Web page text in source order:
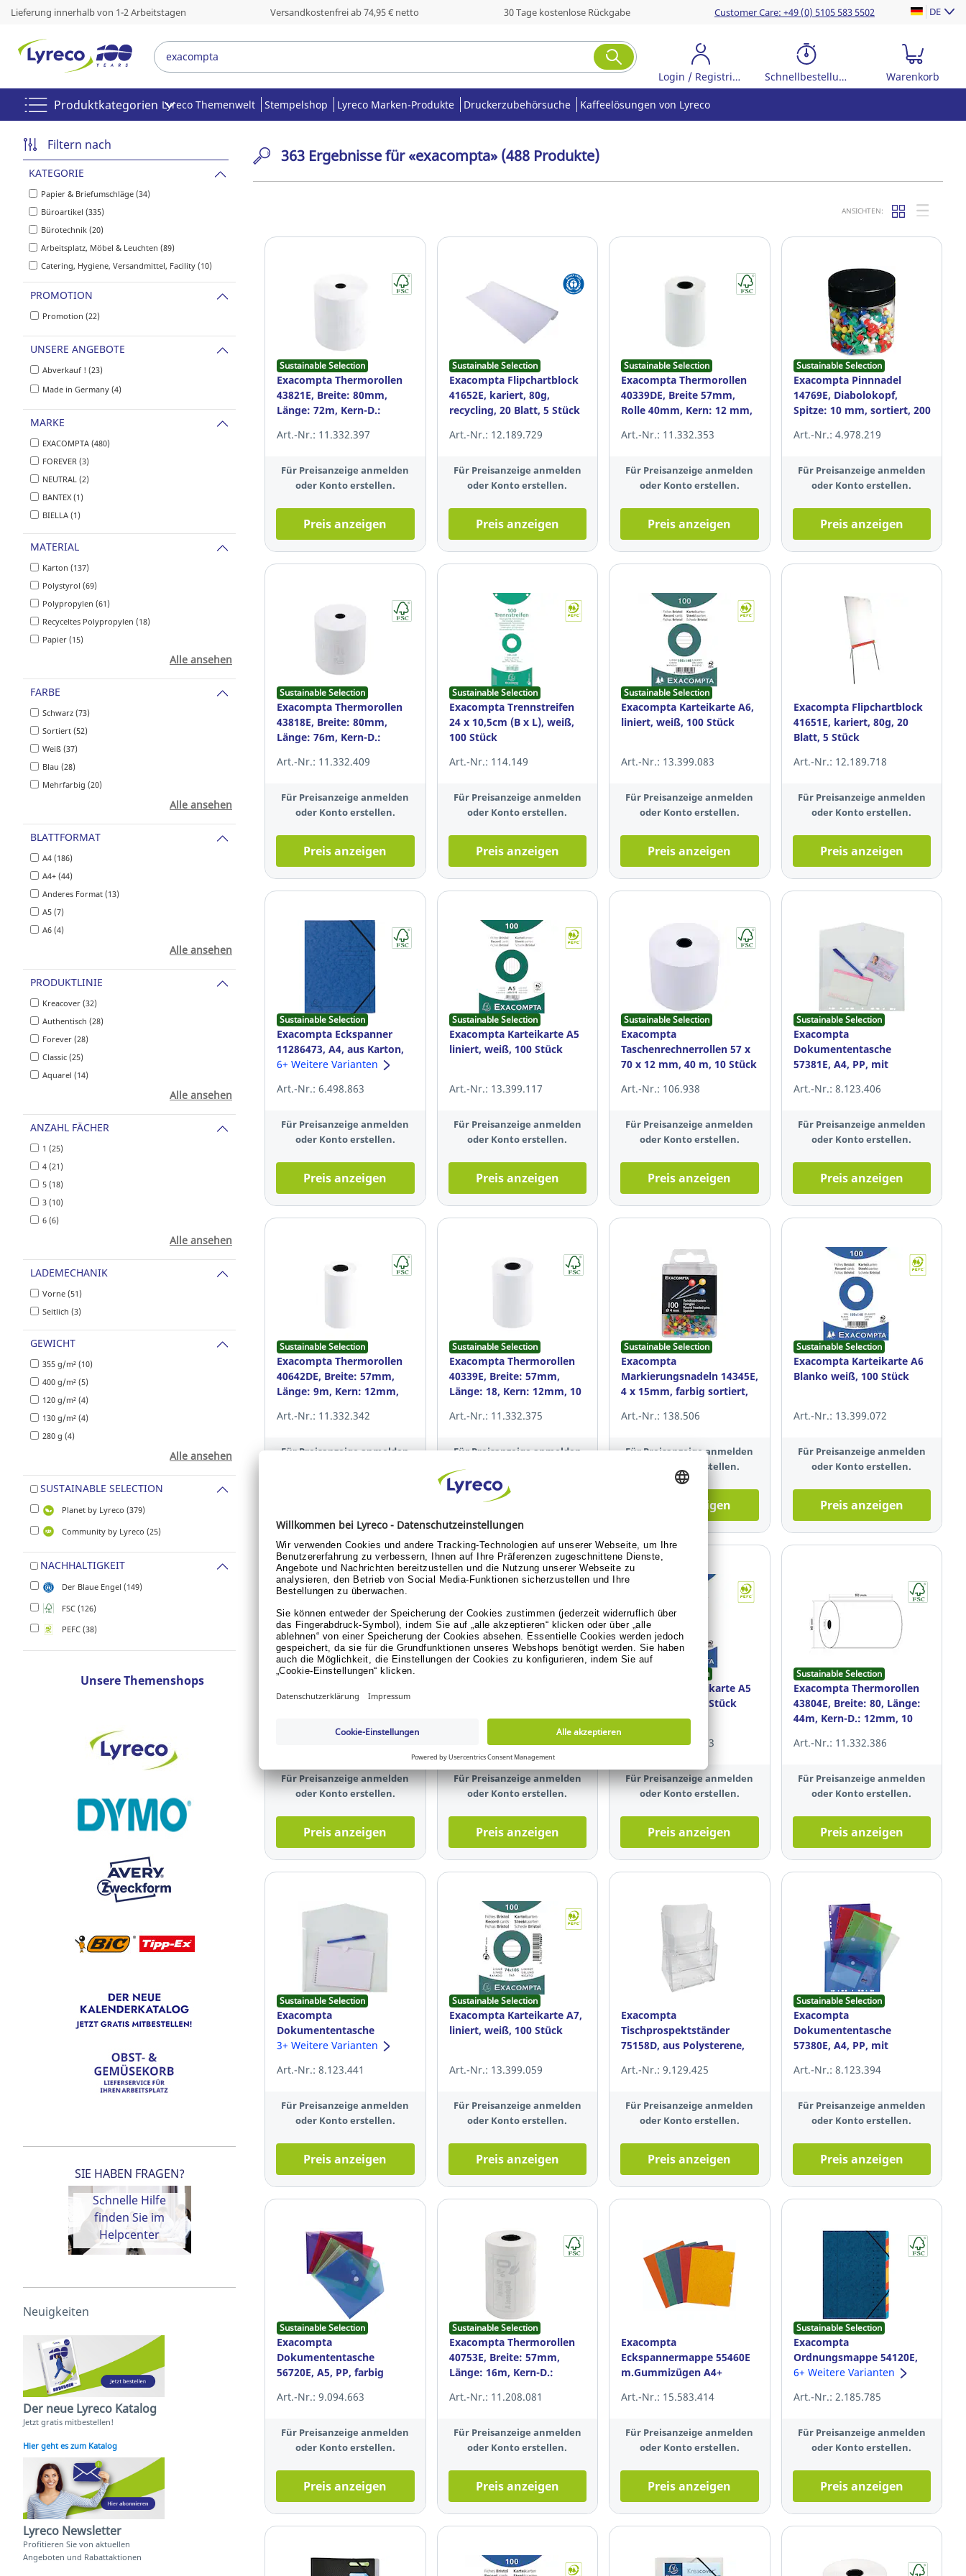
Lieferung innerhalb von 1-2 Arbeitstagen Versandkostenfrei ab 74,95 € netto 30 Tage kostenlose Rückgabe Customer Care: +49 (0) 5105 583 5502 DE
Login / Registrierung Schnellbestellung Warenkorb
Produktkategorien Lyreco Themenwelt Stempelshop Lyreco Marken-Produkte Druckerzubehörsuche Kaffeelösungen von Lyreco
Filtern nach
KATEGORIE
Papier & Briefumschläge (34)
Büroartikel (335)
Bürotechnik (20)
Arbeitsplatz, Möbel & Leuchten (89)
Catering, Hygiene, Versandmittel, Facility (10)
PROMOTION
Promotion (22)
UNSERE ANGEBOTE
Abverkauf ! (23)
Made in Germany (4)
MARKE
EXACOMPTA (480)
FOREVER (3)
NEUTRAL (2)
BANTEX (1)
BIELLA (1)
MATERIAL
Karton (137)
Polystyrol (69)
Polypropylen (61)
Recyceltes Polypropylen (18)
Papier (15)
Alle ansehen
FARBE
Schwarz (73)
Sortiert (52)
Weiß (37)
Blau (28)
Mehrfarbig (20)
Alle ansehen
BLATTFORMAT
A4 (186)
A4+ (44)
Anderes Format (13)
A5 (7)
A6 (4)
Alle ansehen
PRODUKTLINIE
Kreacover (32)
Authentisch (28)
Forever (28)
Classic (25)
Aquarel (14)
Alle ansehen
ANZAHL FÄCHER
1 (25)
4 (21)
5 (18)
3 (10)
6 (6)
Alle ansehen
LADEMECHANIK
Vorne (51)
Seitlich (3)
GEWICHT
355 g/m² (10)
400 g/m² (5)
120 g/m² (4)
130 g/m² (4)
280 g (4)
Alle ansehen
SUSTAINABLE SELECTION
Planet by Lyreco (379)
Community by Lyreco (25)
NACHHALTIGKEIT
Der Blaue Engel (149)
FSC (126)
PEFC (38)
Unsere Themenshops
SIE HABEN FRAGEN?
Schnelle Hilfe
finden Sie im
Helpcenter
Neuigkeiten
Der neue Lyreco Katalog
Jetzt gratis mitbestellen!
Hier geht es zum Katalog
Lyreco Newsletter
Profitieren Sie von aktuellen
Angeboten und Rabattaktionen
363 Ergebnisse für «exacompta» (488 Produkte)
ANSICHTEN:
Sustainable Selection
Exacompta Thermorollen
43821E, Breite: 80mm,
Länge: 72m, Kern-D.:
Art.-Nr.: 11.332.397
Für Preisanzeige anmelden
oder Konto erstellen.
Preis anzeigen
Sustainable Selection
Exacompta Flipchartblock
41652E, kariert, 80g,
recycling, 20 Blatt, 5 Stück
Art.-Nr.: 12.189.729
Für Preisanzeige anmelden
oder Konto erstellen.
Preis anzeigen
Sustainable Selection
Exacompta Thermorollen
40339DE, Breite 57mm,
Rolle 40mm, Kern: 12 mm,
Art.-Nr.: 11.332.353
Für Preisanzeige anmelden
oder Konto erstellen.
Preis anzeigen
Sustainable Selection
Exacompta Pinnnadel
14769E, Diabolokopf,
Spitze: 10 mm, sortiert, 200
Art.-Nr.: 4.978.219
Für Preisanzeige anmelden
oder Konto erstellen.
Preis anzeigen
Sustainable Selection
Exacompta Thermorollen
43818E, Breite: 80mm,
Länge: 76m, Kern-D.:
Art.-Nr.: 11.332.409
Für Preisanzeige anmelden
oder Konto erstellen.
Preis anzeigen
Sustainable Selection
Exacompta Trennstreifen
24 x 10,5cm (B x L), weiß,
100 Stück
Art.-Nr.: 114.149
Für Preisanzeige anmelden
oder Konto erstellen.
Preis anzeigen
Sustainable Selection
Exacompta Karteikarte A6,
liniert, weiß, 100 Stück
Art.-Nr.: 13.399.083
Für Preisanzeige anmelden
oder Konto erstellen.
Preis anzeigen
Exacompta Flipchartblock
41651E, kariert, 80g, 20
Blatt, 5 Stück
Art.-Nr.: 12.189.718
Für Preisanzeige anmelden
oder Konto erstellen.
Preis anzeigen
Sustainable Selection
Exacompta Eckspanner
11286473, A4, aus Karton,
Fassungsverm. 200 Bl, blau,
6+ Weitere Varianten
Art.-Nr.: 6.498.863
Für Preisanzeige anmelden
oder Konto erstellen.
Preis anzeigen
Sustainable Selection
Exacompta Karteikarte A5
liniert, weiß, 100 Stück
Art.-Nr.: 13.399.117
Für Preisanzeige anmelden
oder Konto erstellen.
Preis anzeigen
Sustainable Selection
Exacompta
Taschenrechnerrollen 57 x
70 x 12 mm, 40 m, 10 Stück
Art.-Nr.: 106.938
Für Preisanzeige anmelden
oder Konto erstellen.
Preis anzeigen
Sustainable Selection
Exacompta
Dokumententasche
57381E, A4, PP, mit
Art.-Nr.: 8.123.406
Für Preisanzeige anmelden
oder Konto erstellen.
Preis anzeigen
Sustainable Selection
Exacompta Thermorollen
40642DE, Breite: 57mm,
Länge: 9m, Kern: 12mm,
Art.-Nr.: 11.332.342
Für Preisanzeige anmelden
Sustainable Selection
Exacompta Thermorollen
40339E, Breite: 57mm,
Länge: 18, Kern: 12mm, 10
Art.-Nr.: 11.332.375
Für Preisanzeige anmelden
Preis anzeigen
Sustainable Selection
Exacompta
Markierungsnadeln 14345E,
4 x 15mm, farbig sortiert,
Art.-Nr.: 138.506
Für Preisanzeige anmelden
oder Konto erstellen.
Preis anzeigen
Sustainable Selection
Exacompta Karteikarte A6
Blanko weiß, 100 Stück
Art.-Nr.: 13.399.072
Für Preisanzeige anmelden
oder Konto erstellen.
Preis anzeigen
Sustainable Selection
14740E, Diabolokopf,
Für Preisanzeige anmelden
oder Konto erstellen.
Preis anzeigen
weiß, 20 Blatt, 5 Stück
Art.-Nr.: 12.189.731
Für Preisanzeige anmelden
oder Konto erstellen.
Preis anzeigen
Sustainable Selection
Exacompta Karteikarte A5
Blanko weiß, 100 Stück
Art.-Nr.: 12.266.453
Für Preisanzeige anmelden
oder Konto erstellen.
Preis anzeigen
Sustainable Selection
Exacompta Thermorollen
43804E, Breite: 80, Länge:
44m, Kern-D.: 12mm, 10
Art.-Nr.: 11.332.386
Für Preisanzeige anmelden
oder Konto erstellen.
Preis anzeigen
Sustainable Selection
Exacompta
Dokumententasche
56421E, A4, PP, für 70 Blatt,
3+ Weitere Varianten
Art.-Nr.: 8.123.441
Für Preisanzeige anmelden
oder Konto erstellen.
Preis anzeigen
Sustainable Selection
Exacompta Karteikarte A7,
liniert, weiß, 100 Stück
Art.-Nr.: 13.399.059
Für Preisanzeige anmelden
oder Konto erstellen.
Preis anzeigen
Exacompta
Tischprospektständer
75158D, aus Polysterene,
Art.-Nr.: 9.129.425
Für Preisanzeige anmelden
oder Konto erstellen.
Preis anzeigen
Sustainable Selection
Exacompta
Dokumententasche
57380E, A4, PP, mit
Stück
Art.-Nr.: 8.123.394
Für Preisanzeige anmelden
oder Konto erstellen.
Preis anzeigen
Sustainable Selection
Exacompta
Dokumententasche
56720E, A5, PP, farbig
Art.-Nr.: 9.094.663
Für Preisanzeige anmelden
oder Konto erstellen.
Preis anzeigen
Sustainable Selection
Exacompta Thermorollen
40753E, Breite: 57mm,
Länge: 16m, Kern-D.:
Art.-Nr.: 11.208.081
Für Preisanzeige anmelden
oder Konto erstellen.
Preis anzeigen
Exacompta
Eckspannermappe 55460E
m.Gummizügen A4+
Art.-Nr.: 15.583.414
Für Preisanzeige anmelden
oder Konto erstellen.
Preis anzeigen
Sustainable Selection
Exacompta
Ordnungsmappe 54120E,
12 Fächer, mit Gummizug,
6+ Weitere Varianten
Art.-Nr.: 2.185.785
Für Preisanzeige anmelden
oder Konto erstellen.
Preis anzeigen